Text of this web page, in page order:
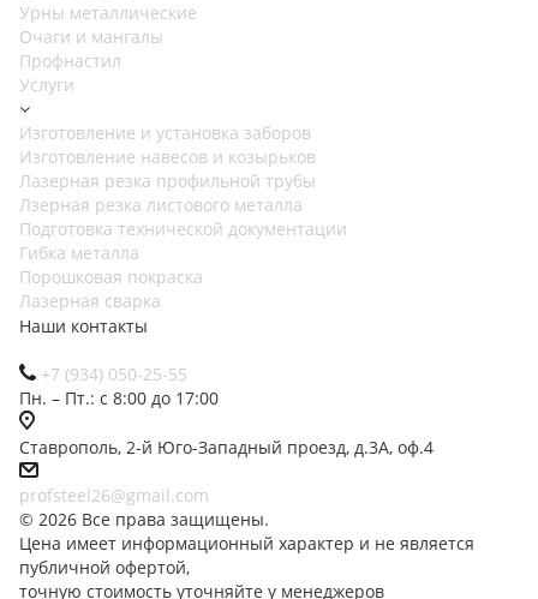
Урны металлические
Очаги и мангалы
Профнастил
Услуги
Изготовление и установка заборов
Изготовление навесов и козырьков
Лазерная резка профильной трубы
Лзерная резка листового металла
Подготовка технической документации
Гибка металла
Порошковая покраска
Лазерная сварка
Наши контакты
+7 (934) 050-25-55
Пн. – Пт.: с 8:00 до 17:00
Ставрополь, 2-й Юго-Западный проезд, д.3А, оф.4
profsteel26@gmail.com
© 2026 Все права защищены.
Цена имеет информационный характер и не является
публичной офертой,
точную стоимость уточняйте у менеджеров